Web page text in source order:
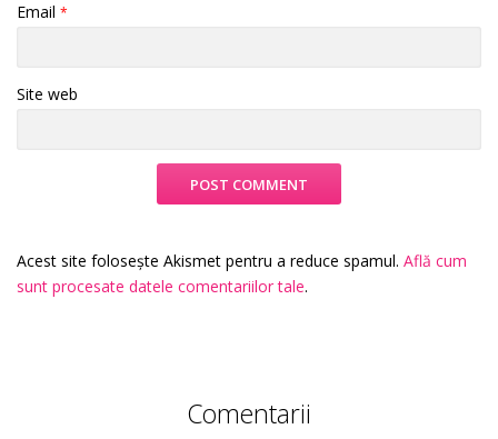
Email *
Site web
Acest site folosește Akismet pentru a reduce spamul. Află cum
sunt procesate datele comentariilor tale.
Comentarii